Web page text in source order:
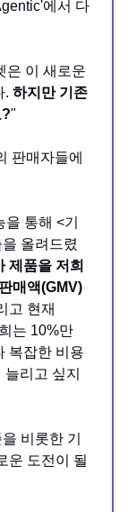
에서 다
은 이 새로운
. 하지만 기존
"
판매자들에
통해 <기
올려드렸
제품을 저희
매액(GMV)
고 현재
는 10%만
복잡한 비용
리고 싶지
비롯한 기
운 도전이 될